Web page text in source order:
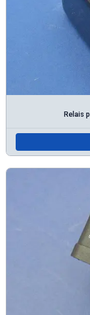
Relais